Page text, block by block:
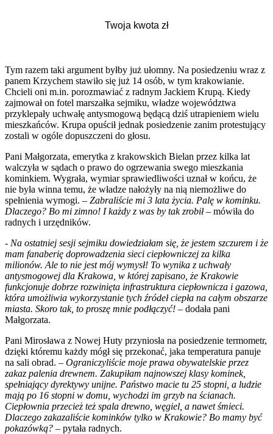
Tym razem taki argument byłby już ułomny. Na posiedzeniu wraz z
panem Krzychem stawiło się już 14 osób, w tym krakowianie.
Chcieli oni m.in. porozmawiać z radnym Jackiem Krupą. Kiedy
zajmował on fotel marszałka sejmiku, władze województwa
przyklepały uchwałę antysmogową będącą dziś utrapieniem wielu
mieszkańców. Krupa opuścił jednak posiedzenie zanim protestujący
zostali w ogóle dopuszczeni do głosu.
Pani Małgorzata, emerytka z krakowskich Bielan przez kilka lat
walczyła w sądach o prawo do ogrzewania swego mieszkania
kominkiem. Wygrała, wymiar sprawiedliwości uznał w końcu, że
nie była winna temu, że władze nałożyły na nią niemożliwe do
spełnienia wymogi. – Zabraliście mi 3 lata życia. Palę w kominku.
Dlaczego? Bo mi zimno! I każdy z was by tak zrobił– mówiła do
radnych i urzędników.
- Na ostatniej sesji sejmiku dowiedziałam się, że jestem szczurem i że
mam fanaberię doprowadzenia sieci ciepłowniczej za kilka
milionów. Ale to nie jest mój wymysł! To wynika z uchwały
antysmogowej dla Krakowa, w której zapisano, że Krakowie
funkcjonuje dobrze rozwinięta infrastruktura ciepłownicza i gazowa,
która umożliwia wykorzystanie tych źródeł ciepła na całym obszarze
miasta. Skoro tak, to proszę mnie podłączyć! – dodała pani
Małgorzata.
Pani Mirosława z Nowej Huty przyniosła na posiedzenie termometr,
dzięki któremu każdy mógł się przekonać, jaka temperatura panuje
na sali obrad. – Ograniczyliście moje prawa obywatelskie przez
zakaz palenia drewnem. Zakupiłam najnowszej klasy kominek,
spełniający dyrektywy unijne. Państwo macie tu 25 stopni, a ludzie
mają po 16 stopni w domu, wychodzi im grzyb na ścianach.
Ciepłownia przecież też spala drewno, węgiel, a nawet śmieci.
Dlaczego zakazaliście kominków tylko w Krakowie? Bo mamy być
pokazówką? – pytała radnych.